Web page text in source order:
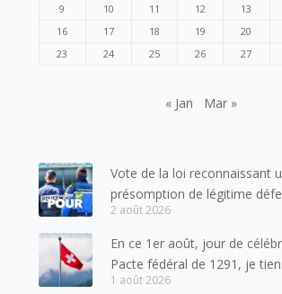
9
10 11 12 13
16
17 18 19 20
23
24 25 26 27
« Jan Mar »
Vote de la loi reconnaissant
présomption de légitime
forces de l’ordre
2 août 2026
En ce 1er août, jour de
Pacte fédéral de 1291, je
mes meilleures salutations à
1 août 2026